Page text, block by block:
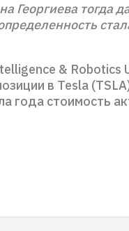
Георгиева тогда
& Robotics
в Tesla
года стоимость